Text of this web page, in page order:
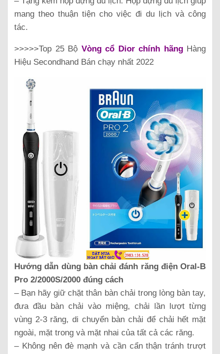
mang theo thuận tiện cho việc đi du lịch và công
tác.
>>>>>Top 25 Bộ Vòng cổ Dior chính hãngHàng
Hiệu Secondhand Bán chạy nhất 2022
Hướng dẫn dùng bàn chải đánh răng điện Oral-B
Pro 2/2000S/2000 đúng cách
– Bạn hãy giữ chặt thân bàn chải trong lòng bàn tay,
đưa đầu bàn chải vào miệng, chải lần lượt từng
vùng 2-3 răng, di chuyển bàn chải để chải hết mặt
ngoài, mặt trong và mặt nhai của tất cả các răng.
– Không nên đè mạnh và cần cẩn thận tránh trượt